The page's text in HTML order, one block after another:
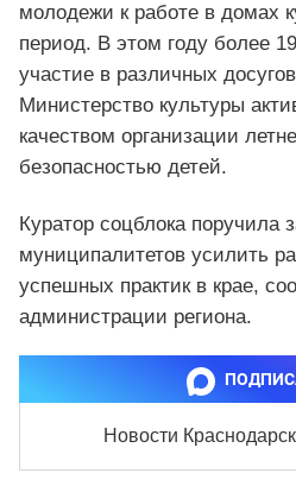
молодежи к работе в домах
период. В этом году более
участие в различных
Министерство культуры
качеством организации
безопасностью детей.
Куратор соцблока поручила
муниципалитетов усилить
успешных практик в крае,
администрации региона.
Новости